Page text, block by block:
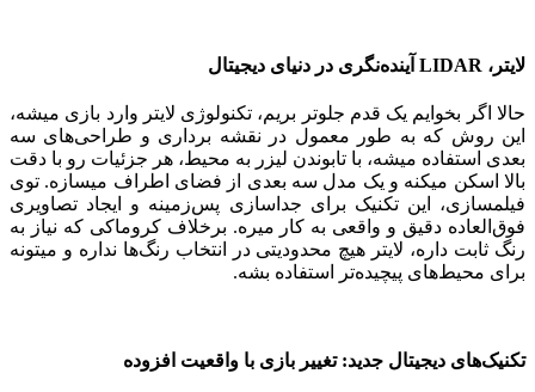
لایتر، LIDAR آینده‌نگری در دنیای دیجیتال
حالا اگر بخوایم یک قدم جلوتر بریم، تکنولوژی لایتر وارد بازی میشه،
این روش که به طور معمول در نقشه ‌برداری و طراحی‌های سه‌
بعدی استفاده میشه، با تابوندن لیزر به محیط، هر جزئیات رو با دقت
بالا اسکن میکنه و یک مدل سه‌ بعدی از فضای اطراف میسازه. توی
فیلمسازی، این تکنیک برای جداسازی پس‌زمینه و ایجاد تصاویری
فوق‌العاده دقیق و واقعی به کار میره. برخلاف کروماکی که نیاز به
رنگ ثابت داره، لایتر هیچ محدودیتی در انتخاب رنگ‌ها نداره و میتونه
برای محیط‌های پیچیده‌تر استفاده بشه.
تکنیک‌های دیجیتال جدید: تغییر بازی با واقعیت افزوده